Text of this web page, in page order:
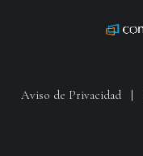
Aviso de Privacidad|